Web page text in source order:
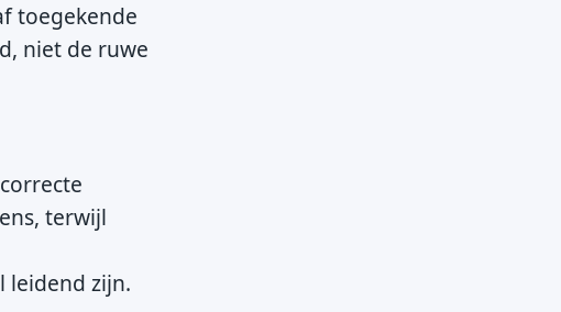
toegekende
niet de ruwe
terwijl
leidend zijn.